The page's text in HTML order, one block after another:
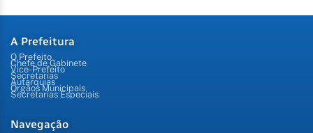
A Prefeitura
O Prefeito
Chefe de Gabinete
Vice-Prefeito
Secretarias
Autarquias
Órgãos Municipais
Secretarias Especiais
Navegação